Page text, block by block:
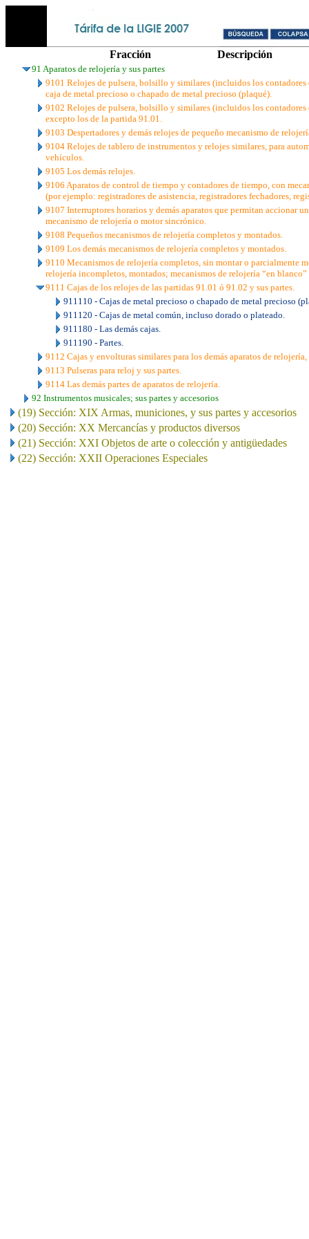
Fracción Descripción
91 Aparatos de relojería y sus partes
9101 Relojes de pulsera, bolsillo y similares (incluidos los
caja de metal precioso o chapado de metal precioso (plaqué).
9102 Relojes de pulsera, bolsillo y similares (incluidos los contadores
excepto los de la partida 91.01.
9103 Despertadores y demás relojes de pequeño mecanismo de
9104 Relojes de tablero de instrumentos y relojes similares, para
vehículos.
9105 Los demás relojes.
9106 Aparatos de control de tiempo y contadores de tiempo, con
(por ejemplo: registradores de asistencia, registradores fechadores,
9107 Interruptores horarios y demás aparatos que permitan accionar
mecanismo de relojería o motor sincrónico.
9108 Pequeños mecanismos de relojería completos y montados.
9109 Los demás mecanismos de relojería completos y montados.
9110 Mecanismos de relojería completos, sin montar o parcialmente
relojería incompletos, montados; mecanismos de relojería “en blanco”
9111 Cajas de los relojes de las partidas 91.01 ó 91.02 y sus partes.
911110 - Cajas de metal precioso o chapado de metal precioso
911120 - Cajas de metal común, incluso dorado o plateado.
911180 - Las demás cajas.
911190 - Partes.
9112 Cajas y envolturas similares para los demás aparatos de relojería,
9113 Pulseras para reloj y sus partes.
9114 Las demás partes de aparatos de relojería.
92 Instrumentos musicales; sus partes y accesorios
(19) Sección: XIX Armas, municiones, y sus partes y accesorios
(20) Sección: XX Mercancías y productos diversos
(21) Sección: XXI Objetos de arte o colección y antigüedades
(22) Sección: XXII Operaciones Especiales